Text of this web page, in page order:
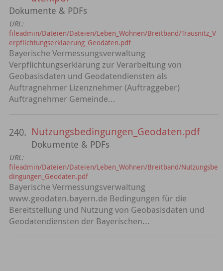
Dokumente & PDFs
URL:
fileadmin/Dateien/Dateien/Leben_Wohnen/Breitband/Trausnitz_V
erpflichtungserklaerung_Geodaten.pdf
Bayerische Vermessungsverwaltung
Verpflichtungserklärung zur Verarbeitung von
Geobasisdaten und Geodatendiensten als
Auftragnehmer Lizenznehmer (Auftraggeber)
Auftragnehmer Gemeinde...
240. Nutzungsbedingungen_Geodaten.pdf
Dokumente & PDFs
URL:
fileadmin/Dateien/Dateien/Leben_Wohnen/Breitband/Nutzungsbe
dingungen_Geodaten.pdf
Bayerische Vermessungsverwaltung
www.geodaten.bayern.de Bedingungen für die
Bereitstellung und Nutzung von Geobasisdaten und
Geodatendiensten der Bayerischen...